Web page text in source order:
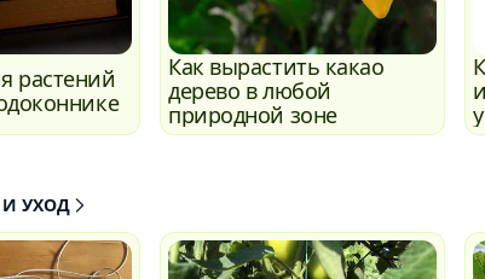
растений
Как вырастить какао
дерево в любой
природной зоне
УХОД